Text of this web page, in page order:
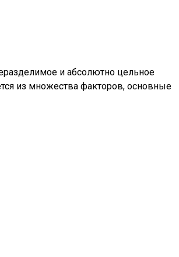
и абсолютно цельное
из множества факторов, основные